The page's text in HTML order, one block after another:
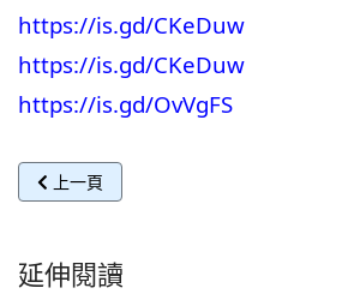
https://is.gd/CKeDuw
https://is.gd/CKeDuw
https://is.gd/OvVgFS
上一篇文章: 《TVBS 健康2.0》一前職
上一頁
延伸閱讀